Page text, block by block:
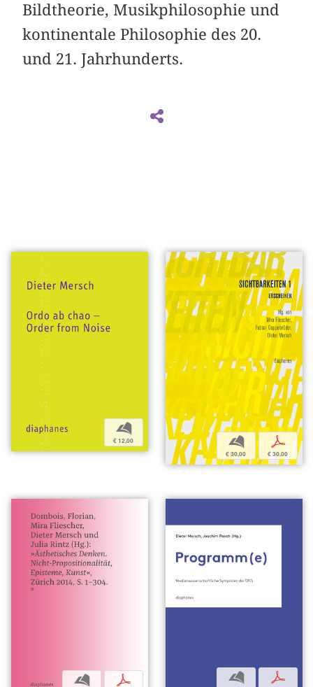
Bildtheorie, Musikphilosophie und
kontinentale Philosophie des 20.
und 21. Jahrhunderts.
b
€ 12,00 b
€ 30,00
p
€ 30,00
b p b p